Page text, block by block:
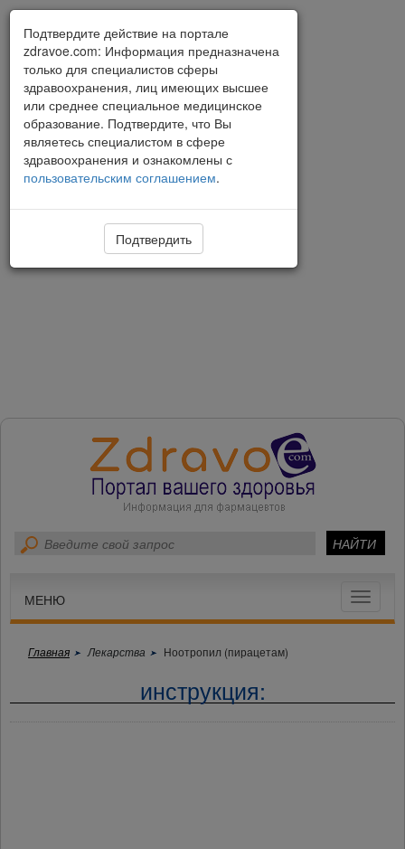
Toggle
МЕНЮ
Главная Лекарства Ноотропил (пирацетам)
инструкция:
Подтвердите действие на портале
zdravoe.com: Информация предназначена
только для специалистов сферы
здравоохранения, лиц имеющих высшее
или среднее специальное медицинское
образование. Подтвердите, что Вы
являетесь специалистом в сфере
здравоохранения и ознакомлены с
пользовательским соглашением.
Подтвердить